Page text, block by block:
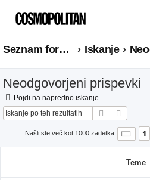
Seznam forumov Iskanje
Neodgovorjeni prispevki
Pojdi na napredno iskanje
Iskanje
Našli ste več kot 1000 zadetka Stran
1
Teme